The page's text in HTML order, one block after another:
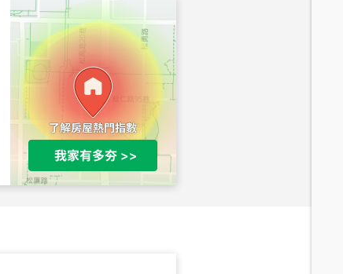
1,020萬
總價
490萬
總價
1,808萬